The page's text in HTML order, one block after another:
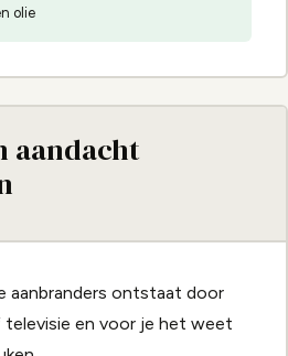
olie
aandacht
aanbranders ontstaat door
en voor je het weet